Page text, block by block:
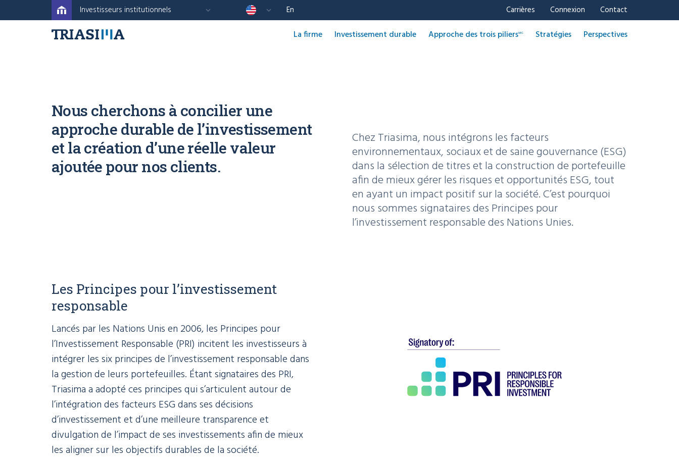
Investisseurs institutionnels En Carrières Connexion Contact
La firme Investissement durable Approche des trois piliersMC Stratégies Perspectives
Nous cherchons à concilier une
approche durable de l’investissement
et la création d’une réelle valeur
ajoutée pour nos clients.
Chez Triasima, nous intégrons les facteurs
environnementaux, sociaux et de saine gouvernance (ESG)
dans la sélection de titres et la construction de portefeuille
afin de mieux gérer les risques et opportunités ESG, tout
en ayant un impact positif sur la société. C’est pourquoi
nous sommes signataires des Principes pour
l’investissement responsable des Nations Unies.
Les Principes pour l’investissement
responsable
Lancés par les Nations Unis en 2006, les Principes pour
l’Investissement Responsable (PRI) incitent les investisseurs à
intégrer les six principes de l’investissement responsable dans
la gestion de leurs portefeuilles. Étant signataires des PRI,
Triasima a adopté ces principes qui s’articulent autour de
l’intégration des facteurs ESG dans ses décisions
d’investissement et d’une meilleure transparence et
divulgation de l’impact de ses investissements afin de mieux
les aligner sur les objectifs durables de la société.